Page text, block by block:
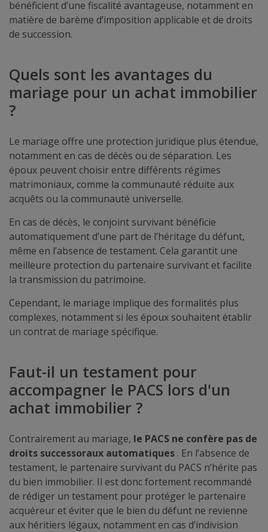
bénéficient d’une fiscalité avantageuse, notamment en
matière de barème d’imposition applicable et de droits
de succession.
Quels sont les avantages du
mariage pour un achat immobilier
?
Le mariage offre une protection juridique plus étendue,
notamment en cas de décès ou de séparation. Les
époux peuvent choisir entre différents régimes
matrimoniaux, comme la communauté réduite aux
acquêts ou la communauté universelle.
En cas de décès, le conjoint survivant bénéficie
automatiquement d’une part de l’héritage du défunt,
même en l’absence de testament. Cela garantit une
meilleure protection du partenaire survivant et facilite
la transmission du patrimoine.
Cependant, le mariage implique des formalités plus
complexes, notamment si les époux souhaitent établir
un contrat de mariage spécifique.
Faut-il un testament pour
accompagner le PACS lors d'un
achat immobilier ?
Contrairement au mariage, le PACS ne confère pas de
droits successoraux automatiques . En l’absence de
testament, le partenaire survivant du PACS n’hérite pas
du bien immobilier. Il est donc fortement recommandé
de rédiger un testament pour protéger le partenaire
acquéreur et éviter que le bien du défunt ne revienne
aux héritiers légaux, notamment en cas d’indivision